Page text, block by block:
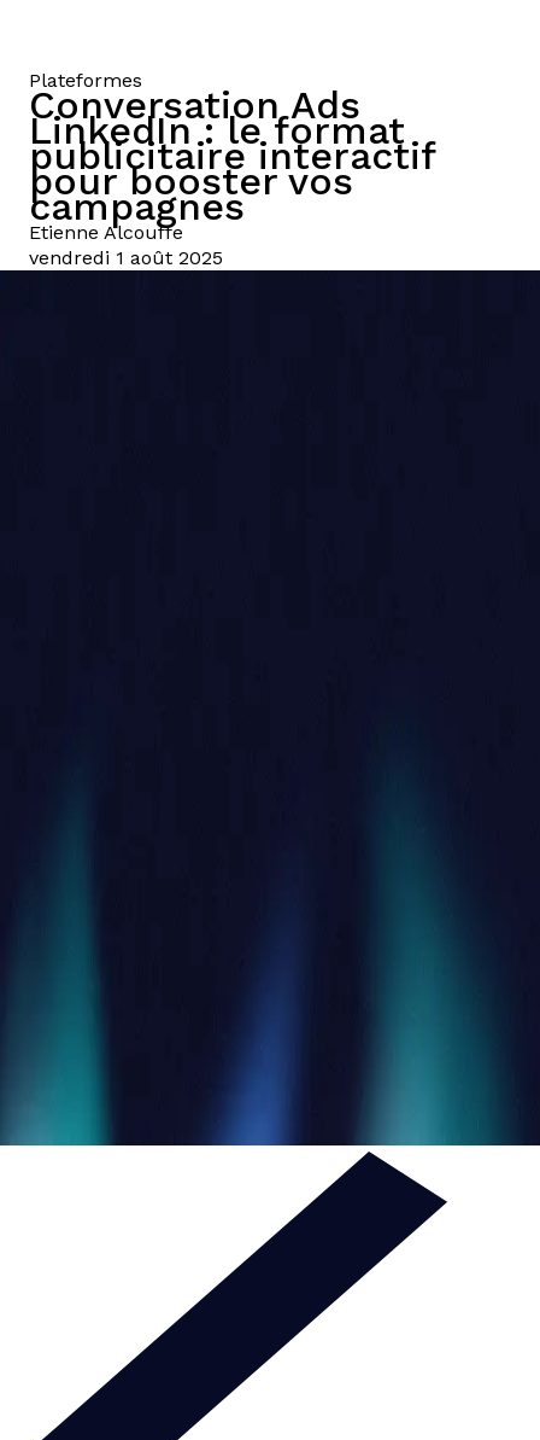
Plateformes
Conversation Ads
LinkedIn : le format
publicitaire interactif
pour booster vos
campagnes
Etienne Alcouffe
vendredi 1 août 2025